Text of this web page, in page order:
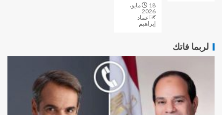
18 مايو،
2026
عماد
إبراهيم
لربما فاتك